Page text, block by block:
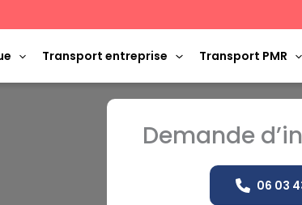
Transport entreprise Transport PMR
Demande
06 03